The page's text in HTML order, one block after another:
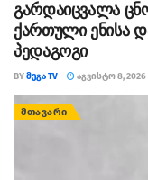
გარდაიცვალა
ქართული ენისა
პედაგოგი
BYᲛᲔᲒᲐ TV ᲐᲒᲕᲘᲡᲢᲝ 8, 2026
ᲛᲗᲐᲕᲐᲠᲘ